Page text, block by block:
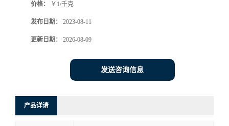
价格： ￥1/千克
发布日期： 2023-08-11
更新日期： 2026-08-09
发送咨询信息
产品详请